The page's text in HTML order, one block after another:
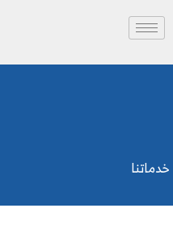
خدماتنا